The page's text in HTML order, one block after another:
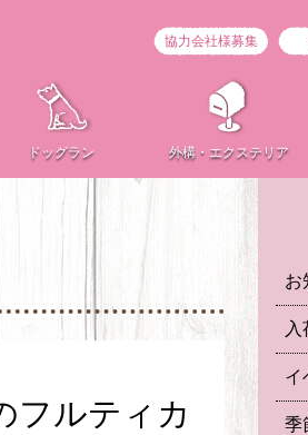
ドッグラン 外構・ エクステリア
協力会社様募集
フルティカ
お
入
イ
季